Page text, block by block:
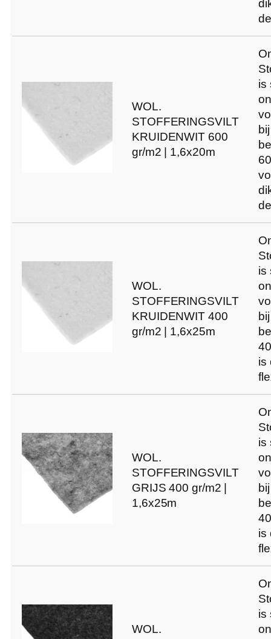
WOL.
STOFFERINGSVILT
KRUIDENWIT 600
gr/m2 | 1,6x20m
is
WOL.
STOFFERINGSVILT
KRUIDENWIT 400
gr/m2 | 1,6x25m
is
is
WOL.
STOFFERINGSVILT
GRIJS 400 gr/m2 |
1,6x25m
is
is
WOL.
is